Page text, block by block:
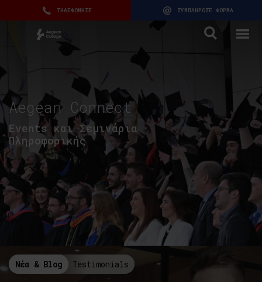
ΤΗΛΕΦΩΝΗΣΕ ΣΥΜΠΛΗΡΩΣΕ ΦΟΡΜΑ
Aegean Connect
Events και Σεμινάρια
Πληροφορικής
Νέα & Blog Testimonials